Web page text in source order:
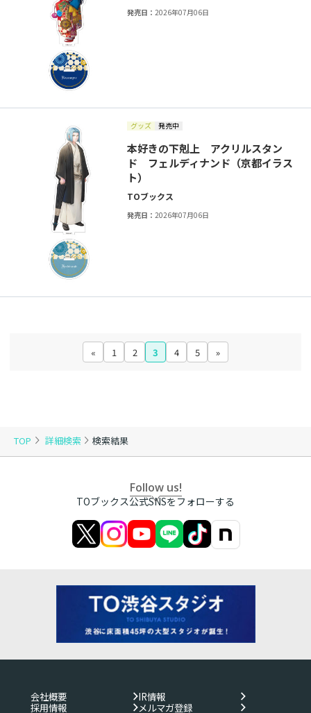
TOP 詳細検索 検索結果
発売日：2026年07月06日
グッズ 発売中
本好きの下剋上 アクリルスタン
ド フェルディナンド（京都イラス
ト）
TOブックス
発売日：2026年07月06日
« 1 2 3 4 5 »
Follow us!
TOブックス公式SNSをフォローする
会社概要
IR情報
採用情報
メルマガ登録